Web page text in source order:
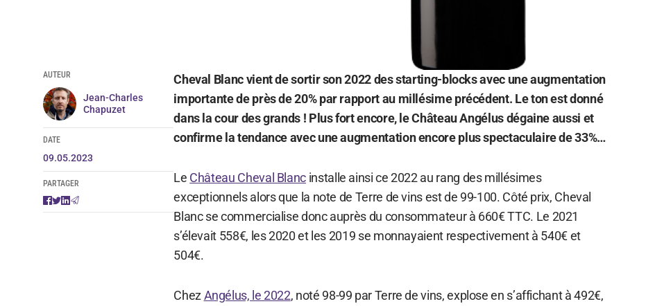
AUTEUR
Jean-Charles
Chapuzet
DATE
09.05.2023
PARTAGER
Cheval Blanc vient de sortir son 2022 des starting-blocks avec une augmentation
importante de près de 20% par rapport au millésime précédent. Le ton est donné
dans la cour des grands ! Plus fort encore, le Château Angélus dégaine aussi et
confirme la tendance avec une augmentation encore plus spectaculaire de 33%…
Le Château Cheval Blanc installe ainsi ce 2022 au rang des millésimes
exceptionnels alors que la note de Terre de vins est de 99-100. Côté prix, Cheval
Blanc se commercialise donc auprès du consommateur à 660€ TTC. Le 2021
s’élevait 558€, les 2020 et les 2019 se monnayaient respectivement à 540€ et
504€.
ChezAngélus, le 2022, noté 98-99 par Terre de vins, explose en s’affichant à 492€,